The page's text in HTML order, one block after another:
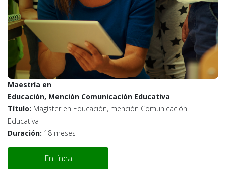
Maestría en
Educación, Mención Comunicación Educativa
Título: Magíster en Educación, mención Comunicación
Educativa
Duración: 18 meses
En línea